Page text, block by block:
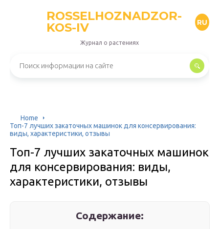
ROSSELHOZNADZOR-
KOS-IV
RU
Журнал о растениях
Home
Топ-7 лучших закаточных машинок для консервирования:
виды, характеристики, отзывы
Топ-7 лучших закаточных машинок
для консервирования: виды,
характеристики, отзывы
Содержание: